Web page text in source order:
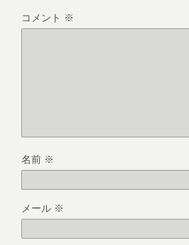
コメント ※
名前 ※
メール ※